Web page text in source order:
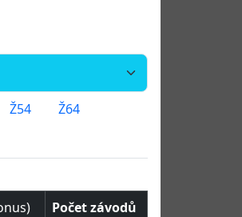
Ž54
Ž64
Počet závodů